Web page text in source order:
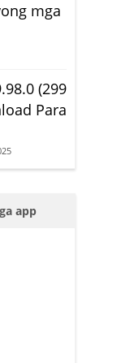
mga
(299
Para
app